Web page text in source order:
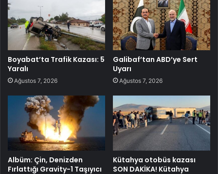
Boyabat’ta Trafik Kazası: 5
Yaralı
Ağustos 7, 2026
Galibaf’tan ABD’ye Sert
Uyarı
Ağustos 7, 2026
Albüm: Çin, Denizden
Fırlattığı Gravity-1 Taşıyıcı
Kütahya otobüs kazası
SON DAKİKA! Kütahya